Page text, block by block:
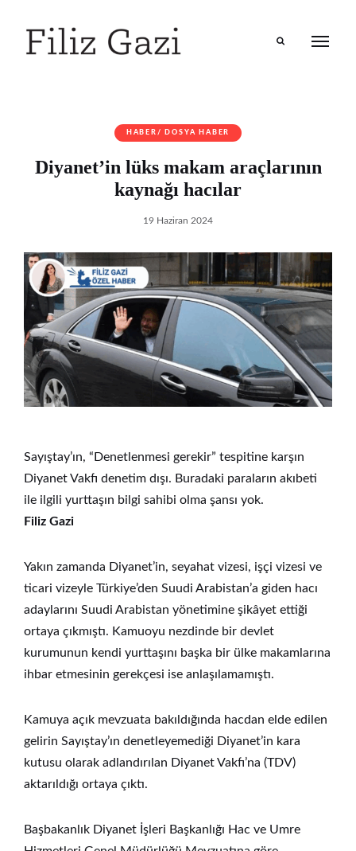
HABER/ DOSYA HABER
Diyanet’in lüks makam araçlarının
kaynağı hacılar
19 Haziran 2024
Sayıştay’ın, “Denetlenmesi gerekir” tespitine karşın
Diyanet Vakfı denetim dışı. Buradaki paraların akıbeti
ile ilgili yurttaşın bilgi sahibi olma şansı yok.
Filiz Gazi
Yakın zamanda Diyanet’in, seyahat vizesi, işçi vizesi ve
ticari vizeyle Türkiye’den Suudi Arabistan’a giden hacı
adaylarını Suudi Arabistan yönetimine şikâyet ettiği
ortaya çıkmıştı. Kamuoyu nezdinde bir devlet
kurumunun kendi yurttaşını başka bir ülke makamlarına
ihbar etmesinin gerekçesi ise anlaşılamamıştı.
Kamuya açık mevzuata bakıldığında hacdan elde edilen
gelirin Sayıştay’ın denetleyemediği Diyanet’in kara
kutusu olarak adlandırılan Diyanet Vakfı’na (TDV)
aktarıldığı ortaya çıktı.
Başbakanlık Diyanet İşleri Başkanlığı Hac ve Umre